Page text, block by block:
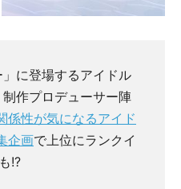
」に登場するアイドル
作プロデューサー陣
係性が気になるアイド
企画で上位にランクイ
!?